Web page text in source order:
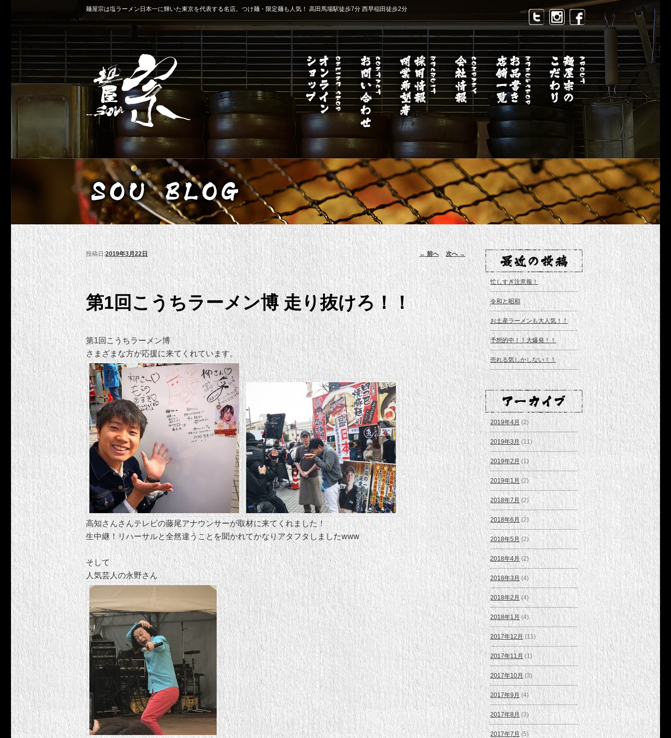
麺屋宗は塩ラーメン日本一に輝いた東京を代表する名店。つけ麺・限定麺も人気！ 高田馬場駅徒歩7分 西早稲田徒歩2分
投稿ナビゲー
ション
← 前へ 次へ→
第1回こうちラーメン博 走り抜けろ！！
投稿日:2019年3月22日
第1回こうちラーメン博
さまざまな方が応援に来てくれています。
高知さんさんテレビの藤尾アナウンサーが取材に来てくれました！
生中継！リハーサルと全然違うことを聞かれてかなりアタフタしましたwww
そして
人気芸人の永野さん
忙しすぎ注意報！
令和と昭和
お土産ラーメンも大人気！！
予想的中！！大爆発！！
売れる気しかしない！！
2019年4月(2)
2019年3月 (11)
2019年2月(1)
2019年1月(2)
2018年7月(2)
2018年6月(2)
2018年5月(2)
2018年4月(2)
2018年3月(4)
2018年2月(4)
2018年1月(4)
2017年12月 (11)
2017年11月(1)
2017年10月(3)
2017年9月 (4)
2017年8月(3)
2017年7月(5)